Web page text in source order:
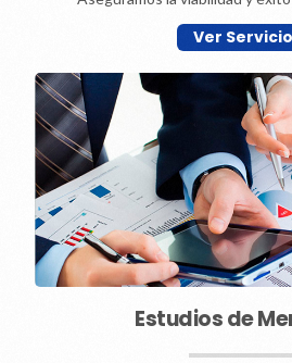
Ver Servicio
Estudios de